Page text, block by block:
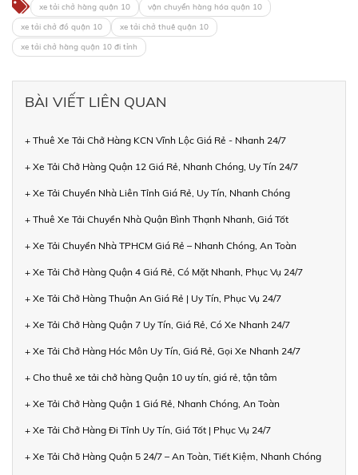
xe tải chở hàng quận 10
vận chuyển hàng hóa quận 10
xe tải chở đồ quận 10
xe tải chở thuê quận 10
xe tải chở hàng quận 10 đi tỉnh
BÀI VIẾT LIÊN QUAN
+ Thuê Xe Tải Chở Hàng KCN Vĩnh Lộc Giá Rẻ - Nhanh 24/7
+ Xe Tải Chở Hàng Quận 12 Giá Rẻ, Nhanh Chóng, Uy Tín 24/7
+ Xe Tải Chuyển Nhà Liên Tỉnh Giá Rẻ, Uy Tín, Nhanh Chóng
+ Thuê Xe Tải Chuyển Nhà Quận Bình Thạnh Nhanh, Giá Tốt
+ Xe Tải Chuyển Nhà TPHCM Giá Rẻ – Nhanh Chóng, An Toàn
+ Xe Tải Chở Hàng Quận 4 Giá Rẻ, Có Mặt Nhanh, Phục Vụ 24/7
+ Xe Tải Chở Hàng Thuận An Giá Rẻ | Uy Tín, Phục Vụ 24/7
+ Xe Tải Chở Hàng Quận 7 Uy Tín, Giá Rẻ, Có Xe Nhanh 24/7
+ Xe Tải Chở Hàng Hóc Môn Uy Tín, Giá Rẻ, Gọi Xe Nhanh 24/7
+ Cho thuê xe tải chở hàng Quận 10 uy tín, giá rẻ, tận tâm
+ Xe Tải Chở Hàng Quận 1 Giá Rẻ, Nhanh Chóng, An Toàn
+ Xe Tải Chở Hàng Đi Tỉnh Uy Tín, Giá Tốt | Phục Vụ 24/7
+ Xe Tải Chở Hàng Quận 5 24/7 – An Toàn, Tiết Kiệm, Nhanh Chóng